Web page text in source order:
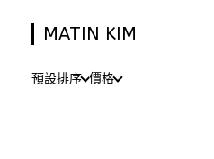
MATIN KIM
預設排序 價格